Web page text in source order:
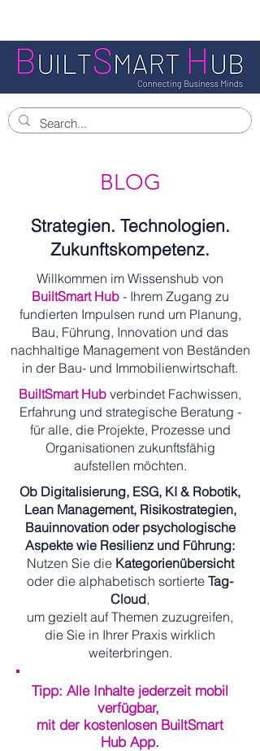
BLOG
Strategien. Technologien.
Zukunftskompetenz.
Willkommen im Wissenshub von
BuiltSmart Hub- Ihrem Zugang zu
fundierten Impulsen rund um Planung,
Bau, Führung, Innovation und das
nachhaltige Management von Beständen
in der Bau- und Immobilienwirtschaft.
BuiltSmart Hub verbindet Fachwissen,
Erfahrung und strategische Beratung -
für alle, die Projekte, Prozesse und
Organisationen zukunftsfähig
aufstellen möchten.
Ob Digitalisierung, ESG, KI & Robotik,
Lean Management, Risikostrategien,
Bauinnovation oder psychologische
Aspekte wie Resilienz und Führung:
Nutzen Sie die Kategorienübersicht
oder die alphabetisch sortierte Tag-
Cloud,
um gezielt auf Themen zuzugreifen,
die Sie in Ihrer Praxis wirklich
weiterbringen.
Tipp: Alle Inhalte jederzeit mobil
verfügbar,
mit der kostenlosen BuiltSmart
Hub App.